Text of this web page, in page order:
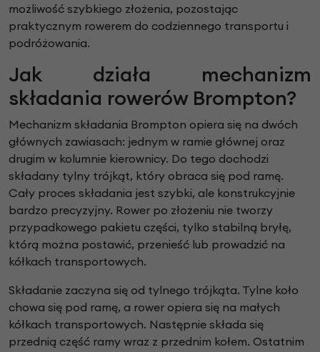
możliwość szybkiego złożenia, pozostając
praktycznym rowerem do codziennego transportu i
podróżowania.
Jak działa mechanizm
składania rowerów Brompton?
Mechanizm składania Brompton opiera się na dwóch
głównych zawiasach: jednym w ramie głównej oraz
drugim w kolumnie kierownicy. Do tego dochodzi
składany tylny trójkąt, który obraca się pod ramę.
Cały proces składania jest szybki, ale konstrukcyjnie
bardzo precyzyjny. Rower po złożeniu nie tworzy
przypadkowego pakietu części, tylko stabilną bryłę,
którą można postawić, przenieść lub prowadzić na
kółkach transportowych.
Składanie zaczyna się od tylnego trójkąta. Tylne koło
chowa się pod ramę, a rower opiera się na małych
kółkach transportowych. Następnie składa się
przednią część ramy wraz z przednim kołem. Ostatnim